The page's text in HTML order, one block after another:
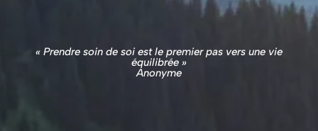
« Prendre soin de soi est le premier pas vers une vie
équilibrée »
Anonyme